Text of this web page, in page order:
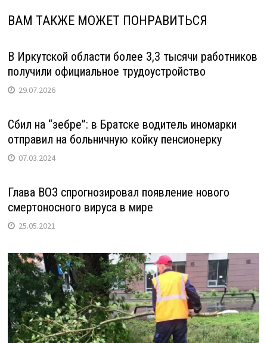
ВАМ ТАКЖЕ МОЖЕТ ПОНРАВИТЬСЯ
В Иркутской области более 3,3 тысячи работников
получили официальное трудоустройство
29.07.2026
Сбил на “зебре”: в Братске водитель иномарки
отправил на больничную койку пенсионерку
07.03.2024
Глава ВОЗ спрогнозировал появление нового
смертоносного вируса в мире
25.05.2021